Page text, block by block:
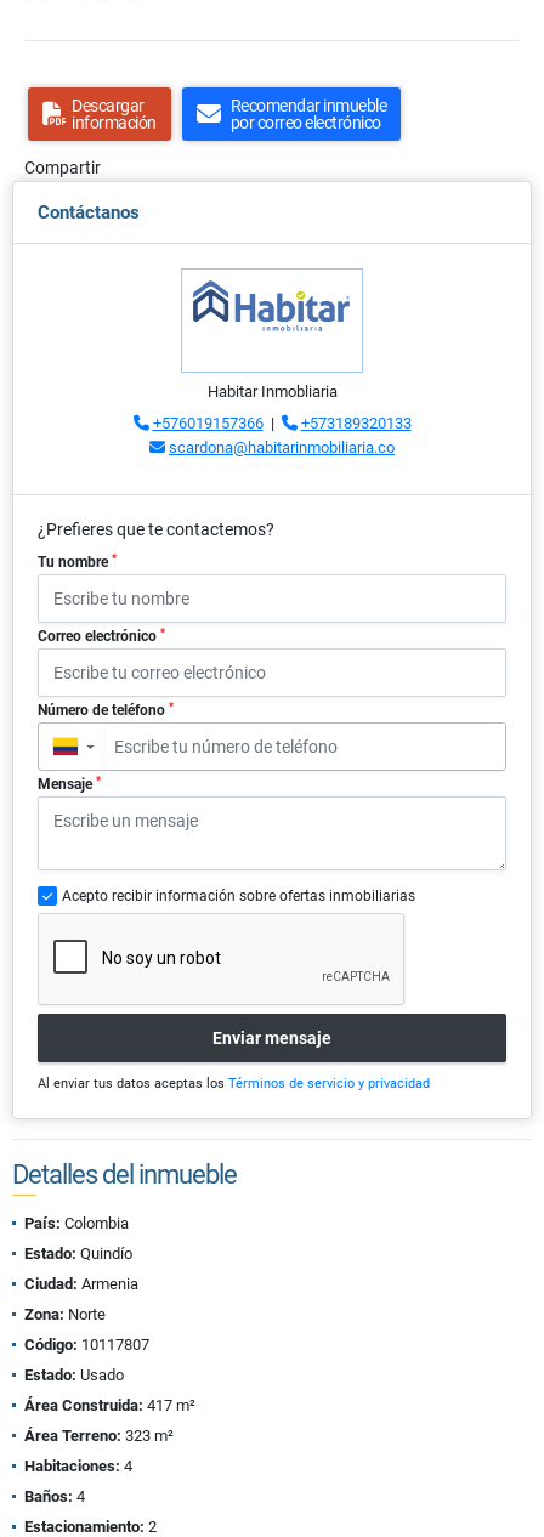
Descargar
información
Recomendar inmueble
por correo electrónico
Compartir
Contáctanos
Habitar Inmobliaria
+576019157366|
+573189320133
scardona@habitarinmobiliaria.co
¿Prefieres que te contactemos?
Tu nombre *
Correo electrónico *
Número de teléfono *
▼
Mensaje *
Acepto recibir información sobre ofertas inmobiliarias
Enviar mensaje
Al enviar tus datos aceptas los Términos de servicio y privacidad
Detalles del inmueble
País: Colombia
Estado: Quindío
Ciudad: Armenia
Zona: Norte
Código: 10117807
Estado: Usado
Área Construida: 417 m²
Área Terreno: 323 m²
Habitaciones: 4
Baños: 4
Estacionamiento: 2